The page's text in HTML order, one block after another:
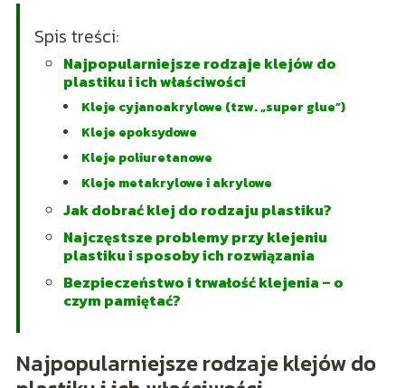
Spis treści:
Najpopularniejsze rodzaje klejów do
plastiku i ich właściwości
Kleje cyjanoakrylowe (tzw. „super glue”)
Kleje epoksydowe
Kleje poliuretanowe
Kleje metakrylowe i akrylowe
Jak dobrać klej do rodzaju plastiku?
Najczęstsze problemy przy klejeniu
plastiku i sposoby ich rozwiązania
Bezpieczeństwo i trwałość klejenia – o
czym pamiętać?
Najpopularniejsze rodzaje klejów do